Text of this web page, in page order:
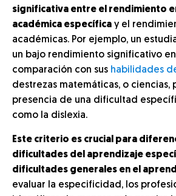
significativa entre el rendimiento
académica específica y el
académicas. Por ejemplo, un
un bajo rendimiento significativo
comparación con sus habilidades
destrezas matemáticas, o ciencias,
presencia de una dificultad
como la dislexia.
Este criterio es crucial para
dificultades del aprendizaje
dificultades generales en el
evaluar la especificidad, los